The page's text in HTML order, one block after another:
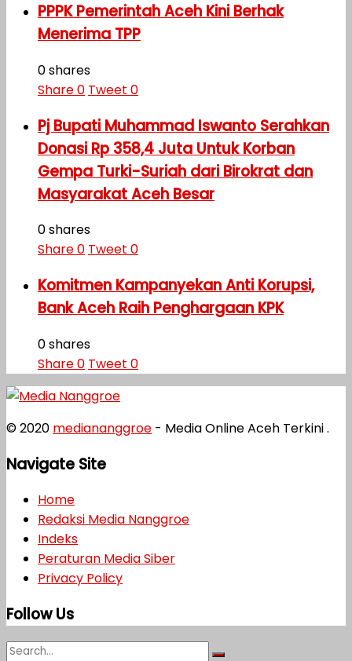
PPPK Pemerintah Aceh Kini Berhak
Menerima TPP
0 shares
Share0 Tweet 0
Pj Bupati Muhammad Iswanto Serahkan
Donasi Rp 358,4 Juta Untuk Korban
Gempa Turki-Suriah dari Birokrat dan
Masyarakat Aceh Besar
0 shares
Share0 Tweet 0
Komitmen Kampanyekan Anti Korupsi,
Bank Aceh Raih Penghargaan KPK
0 shares
Share0 Tweet 0
© 2020 mediananggroe - Media Online Aceh Terkini .
Navigate Site
Home
Redaksi Media Nanggroe
Indeks
Peraturan Media Siber
Privacy Policy
Follow Us